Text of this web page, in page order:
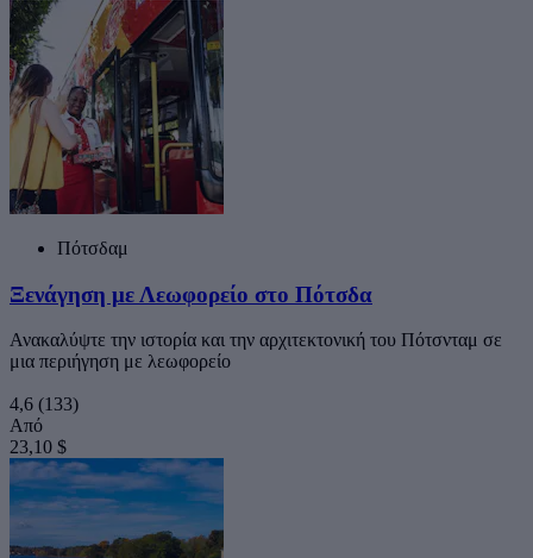
Πότσδαμ
Ξενάγηση με Λεωφορείο στο Πότσδα
Ανακαλύψτε την ιστορία και την αρχιτεκτονική του Πότσνταμ σε
μια περιήγηση με λεωφορείο
4,6 (133)
Από
23,10 $